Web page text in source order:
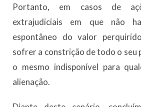
Portanto, em casos de
extrajudiciais em que não
espontâneo do valor
sofrer a constrição de todo o seu
o mesmo indisponível para
alienação.